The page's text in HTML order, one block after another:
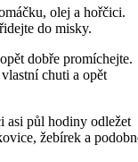
olej a hořčici.
do misky.
dobře promíchejte.
chuti a opět
asi půl hodiny odležet
žebírek a